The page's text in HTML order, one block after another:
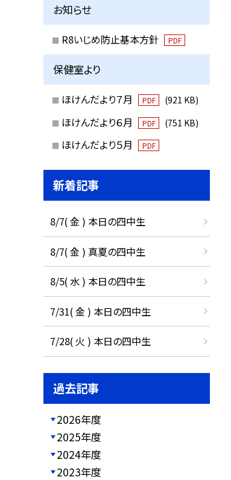
お知らせ
R8いじめ防止基本方針 PDF
保健室より
ほけんだより７月 PDF (921 KB)
ほけんだより６月 PDF (751 KB)
ほけんだより５月 PDF
新着記事
8/7( 金 ) 本日の四中生
8/7( 金 ) 真夏の四中生
8/5( 水 ) 本日の四中生
7/31( 金 ) 本日の四中生
7/28( 火 ) 本日の四中生
過去記事
2026年度
2025年度
2024年度
2023年度